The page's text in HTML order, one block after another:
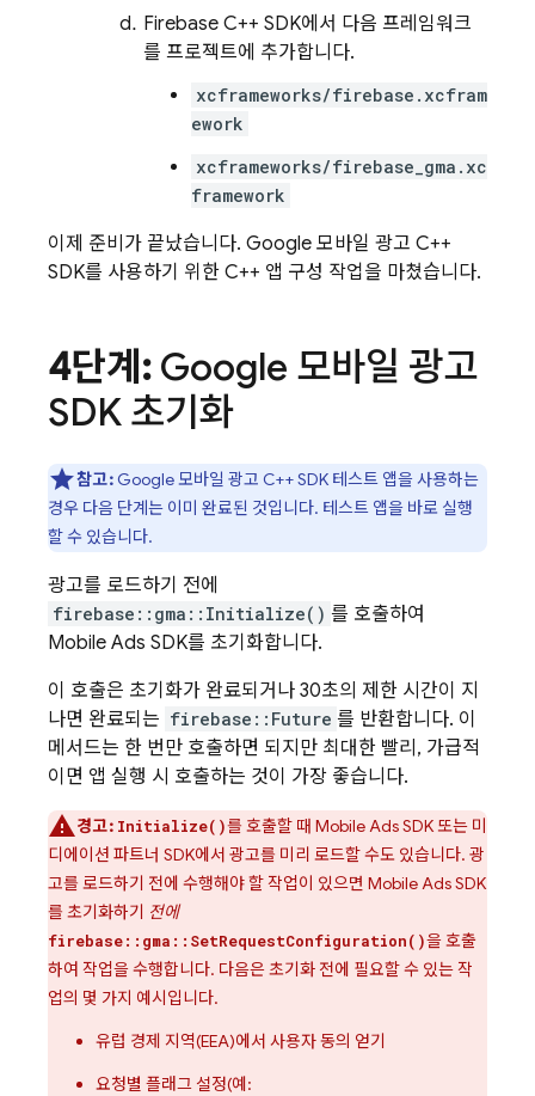
Firebase C++ SDK에서 다음 프레임워크
를 프로젝트에 추가합니다.
xcframeworks/firebase.xcfram
ework
xcframeworks/firebase_gma.xc
framework
이제 준비가 끝났습니다. Google 모바일 광고 C++
SDK를 사용하기 위한 C++ 앱 구성 작업을 마쳤습니다.
4단계: Google 모바일 광고
SDK 초기화
참고:Google 모바일 광고 C++ SDK 테스트 앱을 사용하는
경우 다음 단계는 이미 완료된 것입니다. 테스트 앱을 바로 실행
할 수 있습니다.
광고를 로드하기 전에
firebase::gma::Initialize() 를 호출하여
Mobile Ads SDK를 초기화합니다.
이 호출은 초기화가 완료되거나 30초의 제한 시간이 지
나면 완료되는 firebase::Future 를 반환합니다. 이
메서드는 한 번만 호출하면 되지만 최대한 빨리, 가급적
이면 앱 실행 시 호출하는 것이 가장 좋습니다.
경고: Initialize()를 호출할 때 Mobile AdsSDK 또는 미
디에이션 파트너 SDK에서 광고를 미리 로드할 수도 있습니다. 광
고를 로드하기 전에 수행해야 할 작업이 있으면 Mobile AdsSDK
를 초기화하기 전에
firebase::gma::SetRequestConfiguration()을 호출
하여 작업을 수행합니다. 다음은 초기화 전에 필요할 수 있는 작
업의 몇 가지 예시입니다.
유럽 경제 지역(EEA)에서 사용자 동의 얻기
요청별 플래그 설정(예: